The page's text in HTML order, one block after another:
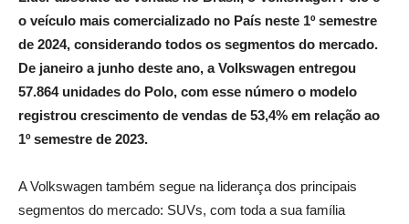
o veículo mais comercializado no País neste 1º semestre
de 2024, considerando todos os segmentos do mercado.
De janeiro a junho deste ano, a Volkswagen entregou
57.864 unidades do Polo, com esse número o modelo
registrou crescimento de vendas de 53,4% em relação ao
1º semestre de 2023.
A Volkswagen também segue na liderança dos principais
segmentos do mercado: SUVs, com toda a sua família